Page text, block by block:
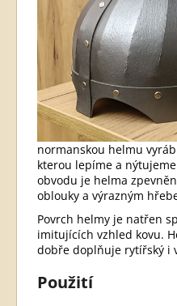
normanskou helmu
kterou lepíme a
obvodu je helma
oblouky a výrazným
Povrch helmy je natřen
imitujících vzhled kovu.
dobře doplňuje rytířský i
Použití